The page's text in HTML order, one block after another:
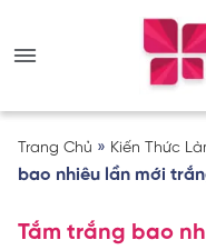
Trang Chủ » Kiến Thức
bao nhiêu lần mới
Tắm trắng bao